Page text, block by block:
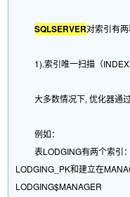
SQLSERVER对索引有
1).索引唯一扫描（INDEX
大多数情况下, 优化器通过
例如：
表LODGING有两个索引：
LODGING_PK和建立在
LODGING$MANAGER